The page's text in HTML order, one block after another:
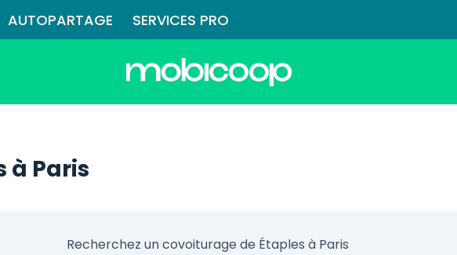
AUTOPARTAGE SERVICES PRO
à Paris
Recherchez un covoiturage de Étaples à Paris